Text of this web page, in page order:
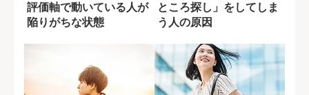
評価軸で動いている人が
陥りがちな状態
ところ探し」をしてしま
う人の原因